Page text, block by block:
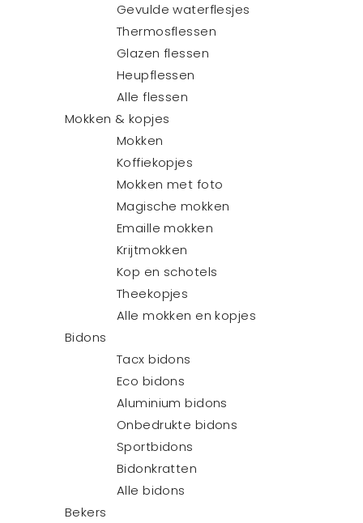
Gevulde waterflesjes
Thermosflessen
Glazen flessen
Heupflessen
Alle flessen
Mokken & kopjes
Mokken
Koffiekopjes
Mokken met foto
Magische mokken
Emaille mokken
Krijtmokken
Kop en schotels
Theekopjes
Alle mokken en kopjes
Bidons
Tacx bidons
Eco bidons
Aluminium bidons
Onbedrukte bidons
Sportbidons
Bidonkratten
Alle bidons
Bekers